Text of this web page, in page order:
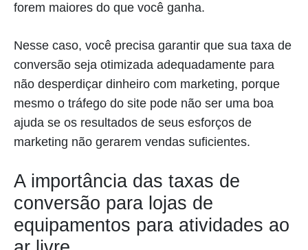
forem maiores do que você ganha.
Nesse caso, você precisa garantir que sua taxa de
conversão seja otimizada adequadamente para
não desperdiçar dinheiro com marketing, porque
mesmo o tráfego do site pode não ser uma boa
ajuda se os resultados de seus esforços de
marketing não gerarem vendas suficientes.
A importância das taxas de
conversão para lojas de
equipamentos para atividades ao